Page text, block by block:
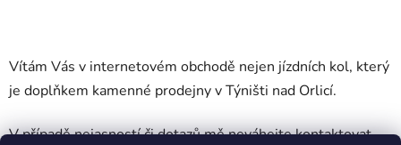
Vítám Vás v internetovém obchodě nejen jízdních kol, který
je doplňkem kamenné prodejny v Týništi nad Orlicí.
V případě nejasností či dotazů mě neváhejte kontaktovat,